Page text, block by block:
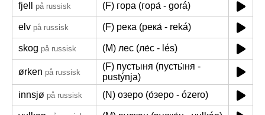
fjell på russisk (F) гора (гора́ - gorá)
elv på russisk (F) река (река́ - reká)
skog på russisk (M) лес (ле́с - lés)
ørken på russisk
(F) пустыня (пусты́ня -
pustýnja)
innsjø på russisk (N) озеро (о́зеро - ózero)